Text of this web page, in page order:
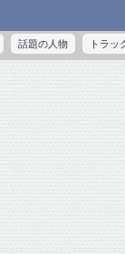
話題の人物 トラッ